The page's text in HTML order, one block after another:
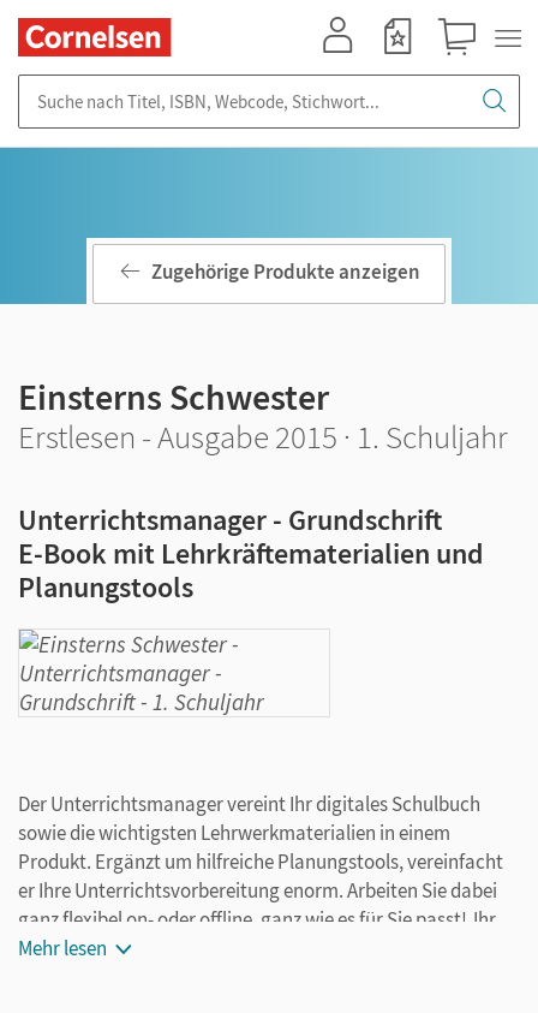
Zugehörige Produkte anzeigen
Einsterns Schwester
Erstlesen - Ausgabe 2015 · 1. Schuljahr
Unterrichtsmanager - Grundschrift
E-Book mit Lehrkräftematerialien und
Planungstools
Der Unterrichtsmanager vereint Ihr digitales Schulbuch
sowie die wichtigsten Lehrwerkmaterialien in einem
Produkt. Ergänzt um hilfreiche Planungstools, vereinfacht
er Ihre Unterrichtsvorbereitung enorm. Arbeiten Sie dabei
ganz flexibel on- oder offline, ganz wie es für Sie passt! Ihr
Unterrichtsmanager enthält:
Mehr lesen